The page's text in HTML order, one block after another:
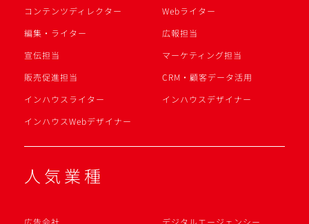
コンテンツディレクター
Webライター
編集・ライター
広報担当
宣伝担当
マーケティング担当
販売促進担当
CRM・顧客データ活用
インハウスライター
インハウスデザイナー
インハウスWebデザイナー
人気業種